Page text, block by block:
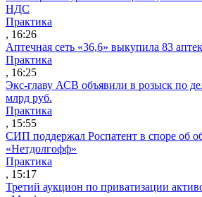
НДС
Практика
, 16:26
Аптечная сеть «36,6» выкупила 83
Практика
, 16:25
Экс-главу АСВ объявили в розыск по
млрд руб.
Практика
, 15:55
СИП поддержал Роспатент в споре об
«Нетдолгофф»
Практика
, 15:17
Третий аукцион по приватизации